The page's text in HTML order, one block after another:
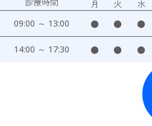
月 火 水
09:00 ～ 13:00 ● ● ●
14:00 ～ 17:30 ● ● ●